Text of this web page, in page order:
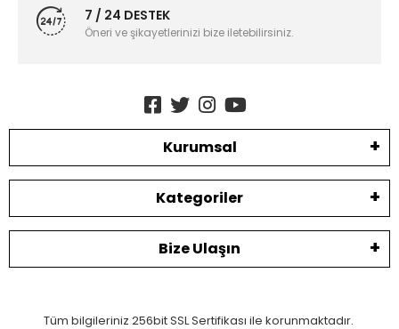
7 / 24 DESTEK
Öneri ve şikayetlerinizi bize iletebilirsiniz.
Kurumsal
Kategoriler
Bize Ulaşın
Tüm bilgileriniz 256bit SSL Sertifikası ile korunmaktadır.